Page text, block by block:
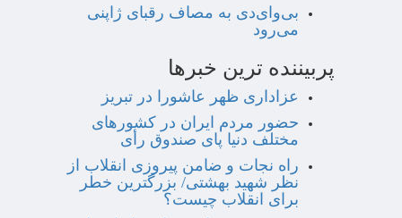
بی‌وای‌دی به مصاف رقبای ژاپنی
می‌رود
پربیننده ترین خبرها
عزاداری ظهر عاشورا در تبریز
حضور مردم ایران در کشورهای
مختلف دنیا پای صندوق رأی
راه نجات و ضامن پیروزی انقلاب از
نظر شهید بهشتی/ بزرگترین خطر
برای انقلاب چیست؟